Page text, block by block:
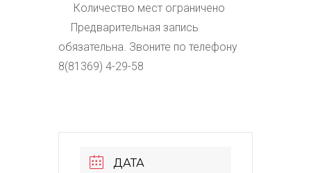
Количество мест ограничено
Предварительная запись
обязательна. Звоните по телефону
8(81369) 4-29-58
ДАТА